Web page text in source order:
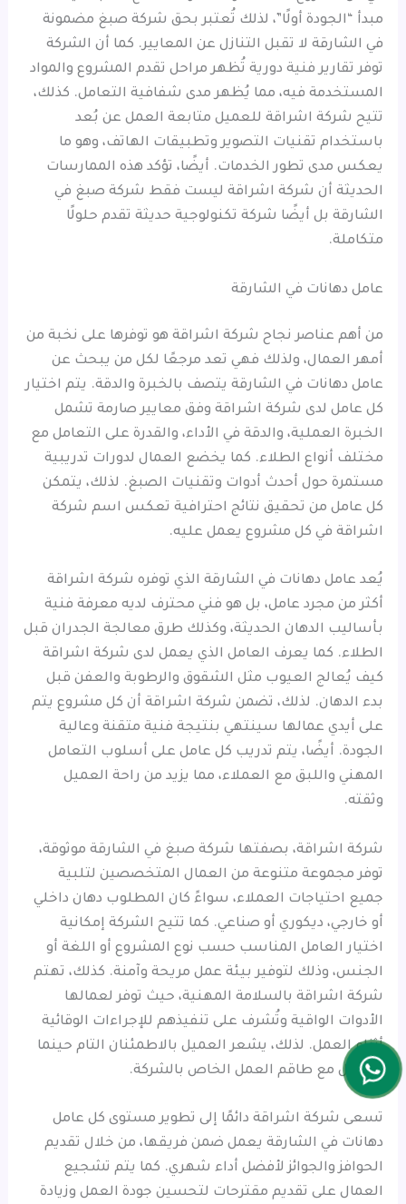
مبدأ “الجودة أولًا”، لذلك تُعتبر بحق شركة صبغ مضمونة
في الشارقة لا تقبل التنازل عن المعايير. كما أن الشركة
توفر تقارير فنية دورية تُظهر مراحل تقدم المشروع والمواد
المستخدمة فيه، مما يُظهر مدى شفافية التعامل. كذلك،
تتيح شركة اشراقة للعميل متابعة العمل عن بُعد
باستخدام تقنيات التصوير وتطبيقات الهاتف، وهو ما
يعكس مدى تطور الخدمات. أيضًا، تؤكد هذه الممارسات
الحديثة أن شركة اشراقة ليست فقط شركة صبغ في
الشارقة بل أيضًا شركة تكنولوجية حديثة تقدم حلولًا
متكاملة.
عامل دهانات في الشارقة
من أهم عناصر نجاح شركة اشراقة هو توفرها على نخبة من
أمهر العمال، ولذلك فهي تعد مرجعًا لكل من يبحث عن
عامل دهانات في الشارقة يتصف بالخبرة والدقة. يتم اختيار
كل عامل لدى شركة اشراقة وفق معايير صارمة تشمل
الخبرة العملية، والدقة في الأداء، والقدرة على التعامل مع
مختلف أنواع الطلاء. كما يخضع العمال لدورات تدريبية
مستمرة حول أحدث أدوات وتقنيات الصبغ. لذلك، يتمكن
كل عامل من تحقيق نتائج احترافية تعكس اسم شركة
اشراقة في كل مشروع يعمل عليه.
يُعد عامل دهانات في الشارقة الذي توفره شركة اشراقة
أكثر من مجرد عامل، بل هو فني محترف لديه معرفة فنية
بأساليب الدهان الحديثة، وكذلك طرق معالجة الجدران قبل
الطلاء. كما يعرف العامل الذي يعمل لدى شركة اشراقة
كيف يُعالج العيوب مثل الشقوق والرطوبة والعفن قبل
بدء الدهان. لذلك، تضمن شركة اشراقة أن كل مشروع يتم
على أيدي عمالها سينتهي بنتيجة فنية متقنة وعالية
الجودة. أيضًا، يتم تدريب كل عامل على أسلوب التعامل
المهني واللبق مع العملاء، مما يزيد من راحة العميل
وثقته.
شركة اشراقة، بصفتها شركة صبغ في الشارقة موثوقة،
توفر مجموعة متنوعة من العمال المتخصصين لتلبية
جميع احتياجات العملاء، سواءً كان المطلوب دهان داخلي
أو خارجي، ديكوري أو صناعي. كما تتيح الشركة إمكانية
اختيار العامل المناسب حسب نوع المشروع أو اللغة أو
الجنس، وذلك لتوفير بيئة عمل مريحة وآمنة. كذلك، تهتم
شركة اشراقة بالسلامة المهنية، حيث توفر لعمالها
الأدوات الواقية وتُشرف على تنفيذهم للإجراءات الوقائية
أثناء العمل. لذلك، يشعر العميل بالاطمئنان التام حينما
يتعامل مع طاقم العمل الخاص بالشركة.
تسعى شركة اشراقة دائمًا إلى تطوير مستوى كل عامل
دهانات في الشارقة يعمل ضمن فريقها، من خلال تقديم
الحوافز والجوائز لأفضل أداء شهري. كما يتم تشجيع
العمال على تقديم مقترحات لتحسين جودة العمل وزيادة